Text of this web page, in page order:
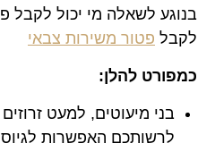
בנוגע לשאלה מי יכול לקבל
לקבל פטור משירות צבאי
כמפורט להלן:
בני מיעוטים, למעט
לרשותכם האפשרות